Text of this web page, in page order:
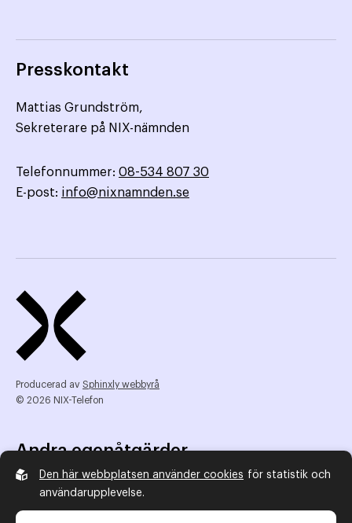
Presskontakt
Mattias Grundström,
Sekreterare på NIX-nämnden
Telefonnummer: 08-534 807 30
E-post: info@nixnamnden.se
Producerad av Sphinxly webbyrå
© 2026 NIX-Telefon
Andra egenåtgärder
NIX Telefon
NIX addresserat
Den här webbplatsen använder cookies för statistik och
användarupplevelse.